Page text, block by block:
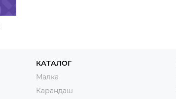
КАТАЛОГ
Малка
Карандаш